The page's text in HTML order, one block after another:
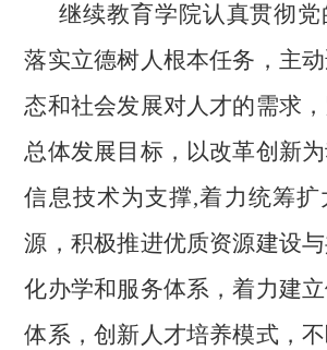
继续教育学院认真贯彻党
落实立德树人根本任务，主
态和社会发展对人才的需求
总体发展目标，以改革创新
信息技术为支撑,着力统筹扩
源，积极推进优质资源建设
化办学和服务体系，着力建
体系，创新人才培养模式，